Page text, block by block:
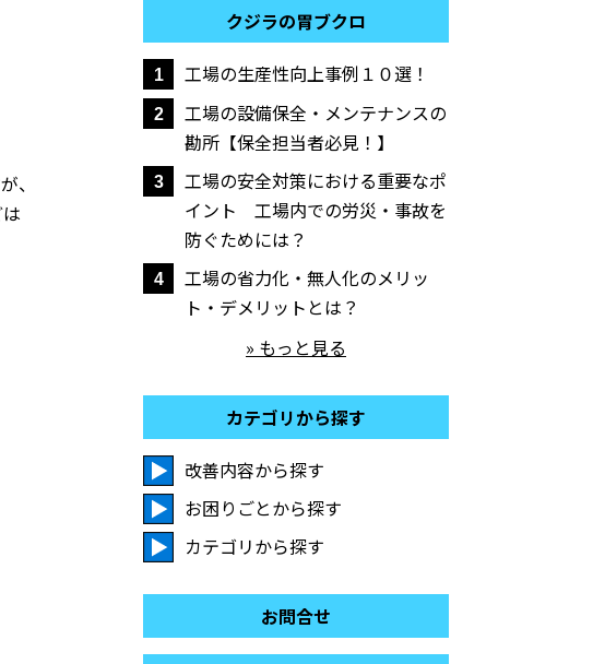
、
クジラの胃ブクロ
1 工場の生産性向上事例１０選！
2
工場の設備保全・メンテナンスの
勘所【保全担当者必見！】
3
工場の安全対策における重要なポ
イント 工場内での労災・事故を
防ぐためには？
4
工場の省力化・無人化のメリッ
ト・デメリットとは？
» もっと見る
カテゴリから探す
改善内容から探す
お困りごとから探す
カテゴリから探す
お問合せ